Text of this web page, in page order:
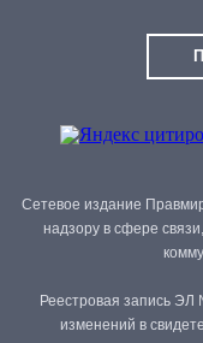
Сетевое издание
надзору в сфере
Реестровая запись
изменений в